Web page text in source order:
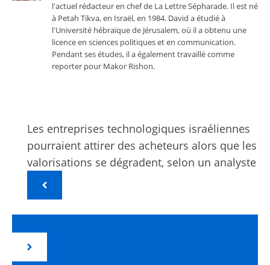
l'actuel rédacteur en chef de La Lettre Sépharade. Il est né
à Petah Tikva, en Israël, en 1984. David a étudié à
l'Université hébraïque de Jérusalem, où il a obtenu une
licence en sciences politiques et en communication.
Pendant ses études, il a également travaillé comme
reporter pour Makor Rishon.
Les entreprises technologiques israéliennes
pourraient attirer des acheteurs alors que les
valorisations se dégradent, selon un analyste